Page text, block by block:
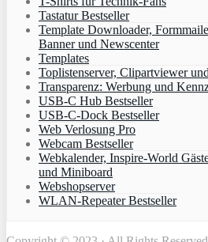
Tastatur Bestseller
Template Downloader,
Banner und Newscenter
Templates
Toplistenserver, Clipartviewer
Transparenz: Werbung und
USB-C Hub Bestseller
USB-C-Dock Bestseller
Web Verlosung Pro
Webcam Bestseller
Webkalender, Inspire-World
und Miniboard
Webshopserver
WLAN-Repeater Bestseller